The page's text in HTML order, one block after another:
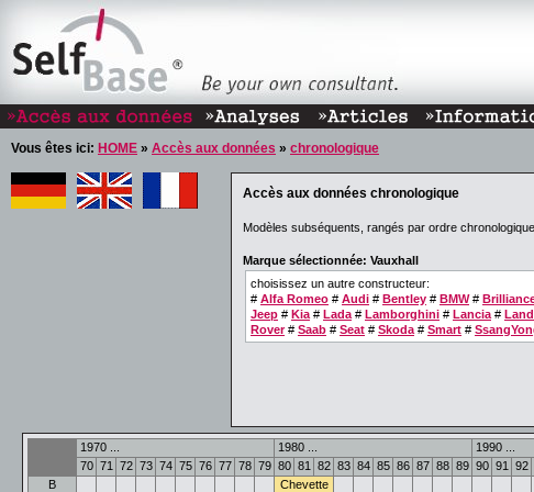
Vous êtes ici: HOME » Accès aux données » chronologique
Accès aux données chronologique
Modèles subséquents, rangés par ordre chronologique.
Marque sélectionnée: Vauxhall
choisissez un autre constructeur:
# Alfa Romeo # Audi # Bentley # BMW#
Jeep # Kia # Lada # Lamborghini # Lancia #
Rover# Saab # Seat # Skoda # Smart #
1970 ... 1980 ... 1990 ...
70 71 72 73 74 75 76 77 78 79 80 81 82 83 84 85 86 87 88 89 90 91 92
B
Chevette